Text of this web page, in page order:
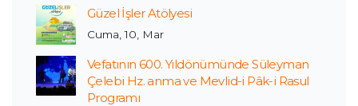
Güzel İşler Atölyesi
Cuma, 10, Mar
Vefatının 600. Yıldönümünde Süleyman
Çelebi Hz. anma ve Mevlid-i Pâk-i Rasul
Programı